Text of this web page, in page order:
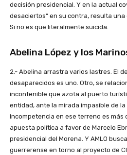
decisión presidencial. Y en la actual
desaciertos” en su contra, resulta
Si no es que literalmente suicida.
Abelina López y los
2.- Abelina arrastra varios lastres. El
desaparecidos es uno. Otro, se
incontenible que azota al puerto
entidad, ante la mirada impasible de
incompetencia en ese terreno es más
apuesta política a favor de Marcelo
presidencial del Morena. Y AMLO
guerrerense en torno al proyecto de